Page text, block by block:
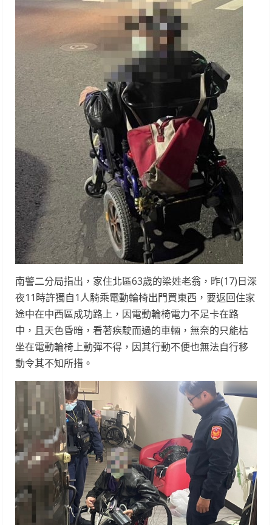
南警二分局指出，家住北區63歲的梁姓老翁，昨(17)日深
夜11時許獨自1人騎乘電動輪椅出門買東西，要返回住家
途中在中西區成功路上，因電動輪椅電力不足卡在路
中，且天色昏暗，看著疾駛而過的車輛，無奈的只能枯
坐在電動輪椅上動彈不得，因其行動不便也無法自行移
動令其不知所措。